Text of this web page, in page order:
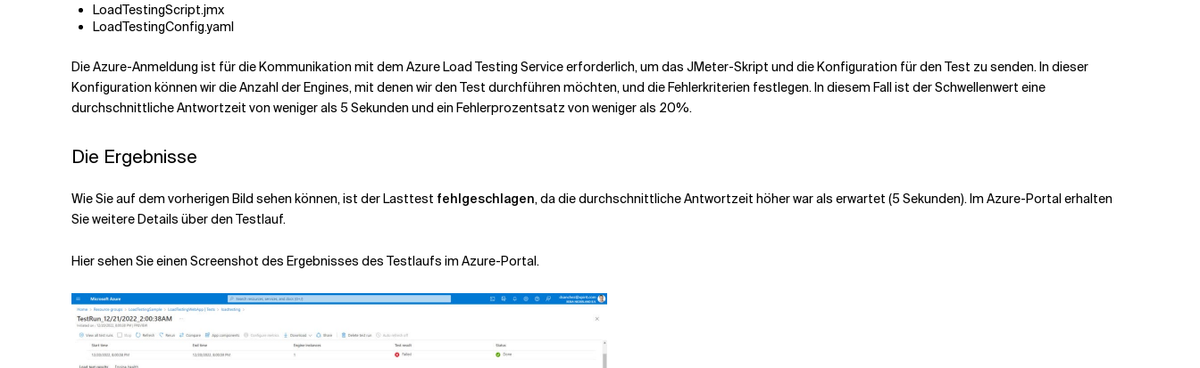
LoadTestingScript.jmx
LoadTestingConfig.yaml
Die Azure-Anmeldung ist für die Kommunikation mit dem Azure Load Testing Service erforderlich, um das JMeter-Skript und die Konfiguration für den Test zu senden. In dieser
Konfiguration können wir die Anzahl der Engines, mit denen wir den Test durchführen möchten, und die Fehlerkriterien festlegen. In diesem Fall ist der Schwellenwert eine
durchschnittliche Antwortzeit von weniger als 5 Sekunden und ein Fehlerprozentsatz von weniger als 20%.
Die Ergebnisse
Wie Sie auf dem vorherigen Bild sehen können, ist der Lasttest fehlgeschlagen, da die durchschnittliche Antwortzeit höher war als erwartet (5 Sekunden). Im Azure-Portal erhalten
Sie weitere Details über den Testlauf.
Hier sehen Sie einen Screenshot des Ergebnisses des Testlaufs im Azure-Portal.